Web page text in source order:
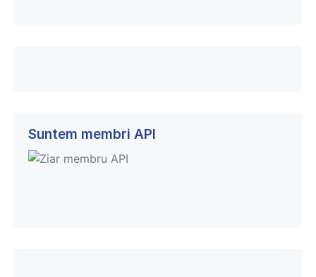
Suntem membri API